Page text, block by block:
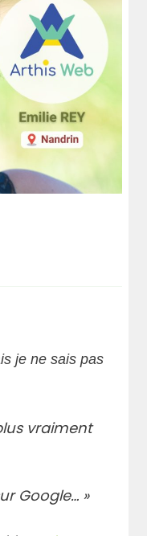
je ne sais pas
vraiment
Google… »